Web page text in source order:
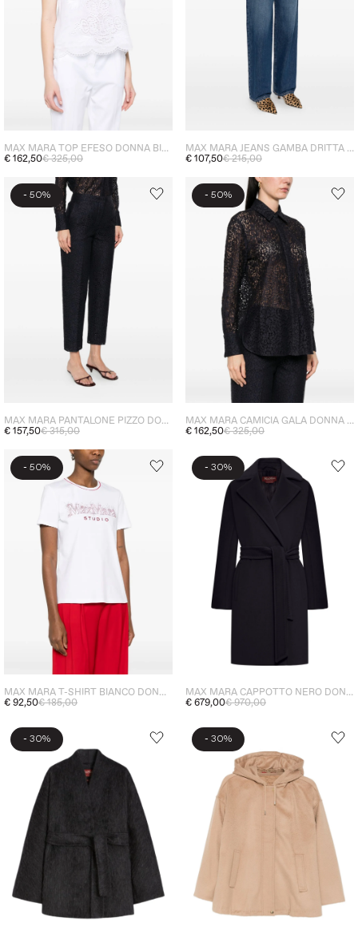
MAX MARA TOP EFESO DONNA BIANCO
€ 162,50€ 325,00
MAX MARA JEANS GAMBA DRITTA DONNA BLU
€ 107,50€ 215,00
- 50%
MAX MARA PANTALONE PIZZO DONNA NERO
€ 157,50€ 315,00
- 50%
MAX MARA CAMICIA GALA DONNA NERO
€ 162,50€ 325,00
- 50%
MAX MARA T-SHIRT BIANCO DONNA LOGO
€ 92,50€ 185,00
- 30%
MAX MARA CAPPOTTO NERO DONNA
€ 679,00€ 970,00
- 30% - 30%